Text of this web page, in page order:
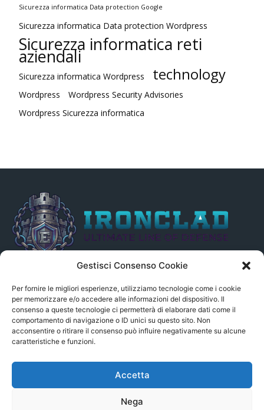
Gestisci Consenso Cookie
Per fornire le migliori esperienze, utilizziamo tecnologie come i cookie
per memorizzare e/o accedere alle informazioni del dispositivo. Il
consenso a queste tecnologie ci permetterà di elaborare dati come il
comportamento di navigazione o ID unici su questo sito. Non
acconsentire o ritirare il consenso può influire negativamente su alcune
caratteristiche e funzioni.
Accetta
Nega
Sicurezza informatica Data protection Google
Sicurezza informatica Data protection Wordpress
Sicurezza informatica reti
aziendali
Sicurezza informatica Wordpress technology
Wordpress
Wordpress Security Advisories
Wordpress Sicurezza informatica
indirettamente, alle Fonti delle notizie segnalate né può essere
ritenuto responsabile ad alcun titolo dei loro contenuti. Si precisa
altresì che le notizie segnalate dall’aggregatore NON sono da
intendersi in alcun modo di proprietà del sito GenSys.it, ad
eccezione degli articoli e dei documenti pubblicati nel blog.